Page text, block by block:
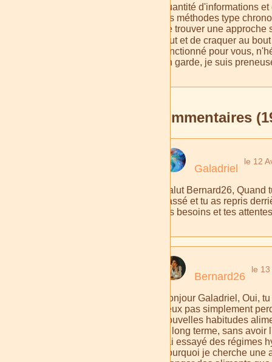
quantité d'informations
les méthodes type
de trouver une
tout et de craquer au
fonctionné pour vous,
en garde, je suis
Commentaires
Galadriel
le 12
Salut Bernard26,
passé et tu as repris
tes besoins et tes
Bernard26
le
Bonjour Galadriel, Oui,
veux pas simplement
nouvelles habitudes
le long terme, sans
j'ai essayé des régimes
pourquoi je cherche